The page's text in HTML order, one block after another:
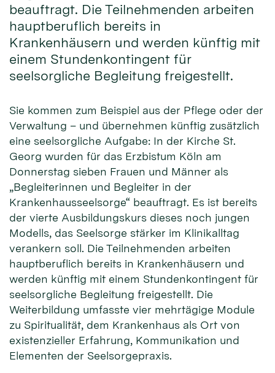
beauftragt. Die Teilnehmenden arbeiten
hauptberuflich bereits in
Krankenhäusern und werden künftig mit
einem Stundenkontingent für
seelsorgliche Begleitung freigestellt.
Sie kommen zum Beispiel aus der Pflege oder der
Verwaltung – und übernehmen künftig zusätzlich
eine seelsorgliche Aufgabe: In der Kirche St.
Georg wurden für das Erzbistum Köln am
Donnerstag sieben Frauen und Männer als
„Begleiterinnen und Begleiter in der
Krankenhausseelsorge“ beauftragt. Es ist bereits
der vierte Ausbildungskurs dieses noch jungen
Modells, das Seelsorge stärker im Klinikalltag
verankern soll. Die Teilnehmenden arbeiten
hauptberuflich bereits in Krankenhäusern und
werden künftig mit einem Stundenkontingent für
seelsorgliche Begleitung freigestellt. Die
Weiterbildung umfasste vier mehrtägige Module
zu Spiritualität, dem Krankenhaus als Ort von
existenzieller Erfahrung, Kommunikation und
Elementen der Seelsorgepraxis.